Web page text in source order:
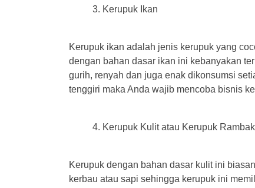
Kerupuk Ikan
Kerupuk ikan adalah jenis kerupuk yang
dengan bahan dasar ikan ini kebanyakan
gurih, renyah dan juga enak dikonsumsi
tenggiri maka Anda wajib mencoba bisnis
Kerupuk Kulit atau Kerupuk Rambak
Kerupuk dengan bahan dasar kulit ini
kerbau atau sapi sehingga kerupuk ini